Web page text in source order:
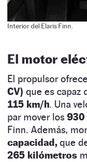
Interior del Elaris Finn.
El motor
El propulsor
CV) que es capaz
115 km/h. Una
par mover los 930
Finn. Además,
capacidad, que
265 kilómetros